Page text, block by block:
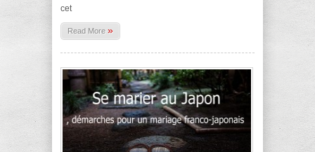
cet
Read More »